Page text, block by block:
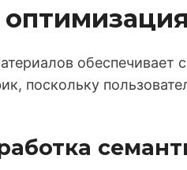
оптимизация
поскольку